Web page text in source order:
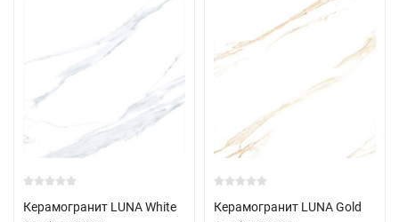
Керамогранит LUNA White
Керамогранит LUNA Gold